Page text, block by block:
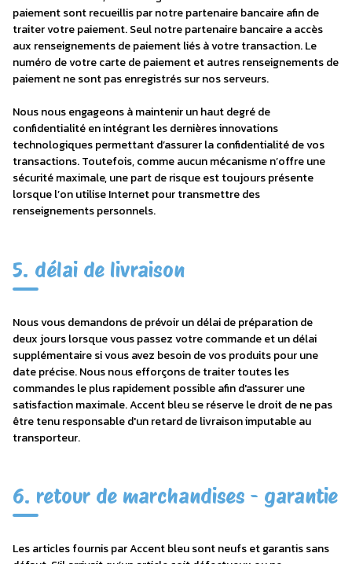
paiement sont recueillis par notre partenaire bancaire afin de
traiter votre paiement. Seul notre partenaire bancaire a accès
aux renseignements de paiement liés à votre transaction. Le
numéro de votre carte de paiement et autres renseignements de
paiement ne sont pas enregistrés sur nos serveurs.
Nous nous engageons à maintenir un haut degré de
confidentialité en intégrant les dernières innovations
technologiques permettant d’assurer la confidentialité de vos
transactions. Toutefois, comme aucun mécanisme n’offre une
sécurité maximale, une part de risque est toujours présente
lorsque l’on utilise Internet pour transmettre des
renseignements personnels.
5. délai de livraison
Nous vous demandons de prévoir un délai de préparation de
deux jours lorsque vous passez votre commande et un délai
supplémentaire si vous avez besoin de vos produits pour une
date précise. Nous nous efforçons de traiter toutes les
commandes le plus rapidement possible afin d'assurer une
satisfaction maximale. Accent bleu se réserve le droit de ne pas
être tenu responsable d'un retard de livraison imputable au
transporteur.
6. retour de marchandises - garantie
Les articles fournis par Accent bleu sont neufs et garantis sans